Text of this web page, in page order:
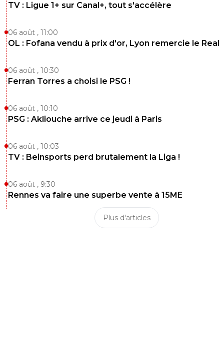
TV : Ligue 1+ sur Canal+, tout s'accélère
06 août , 11:00
OL : Fofana vendu à prix d'or, Lyon remercie le Real
06 août , 10:30
Ferran Torres a choisi le PSG !
06 août , 10:10
PSG : Akliouche arrive ce jeudi à Paris
06 août , 10:03
TV : Beinsports perd brutalement la Liga !
06 août , 9:30
Rennes va faire une superbe vente à 15ME
Plus d'articles